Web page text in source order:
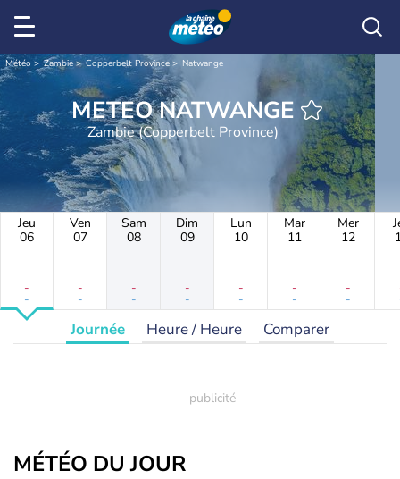
Météo Zambie Copperbelt Province Natwange
METEO NATWANGE
Zambie (Copperbelt Province)
Jeu
06
-
-
Ven
07
-
-
Sam
08
-
-
Dim
09
-
-
Lun
10
-
-
Mar
11
-
-
Mer
12
-
-
Journée Heure / Heure Comparer
MÉTÉO DU JOUR